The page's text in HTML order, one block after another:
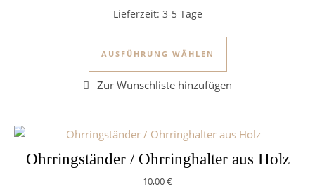
Lieferzeit: 3-5 Tage
AUSFÜHRUNG WÄHLEN
Dieses Produkt
Ohrringständer / Ohrringhalter aus Holz
10,00€